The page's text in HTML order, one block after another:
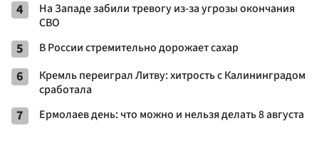
4
На Западе забили тревогу из-за угрозы окончания
СВО
5 В России стремительно дорожает сахар
6
Кремль переиграл Литву: хитрость с Калининградом
сработала
7 Ермолаев день: что можно и нельзя делать 8 августа